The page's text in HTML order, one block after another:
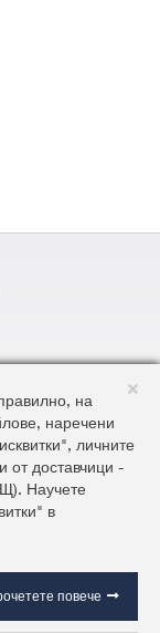
ПРОДАЖБА
ЛИЧНИТЕ ДАННИ
o
o
k
на
наречени
личните
от доставчици -
Научете
в
повече